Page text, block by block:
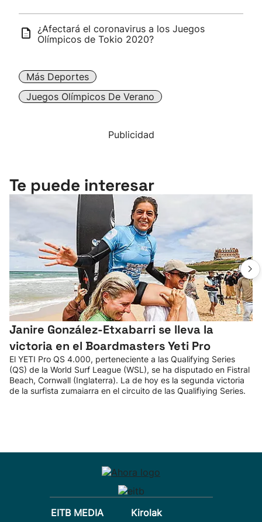
¿Afectará el coronavirus a los Juegos
Olímpicos de Tokio 2020?
Más Deportes
Juegos Olímpicos De Verano
Publicidad
Te puede interesar
Janire González-Etxabarri se lleva la
victoria en el Boardmasters Yeti Pro
El YETI Pro QS 4.000, perteneciente a las Qualifying Series
(QS) de la World Surf League (WSL), se ha disputado en Fistral
Beach, Cornwall (Inglaterra). La de hoy es la segunda victoria
de la surfista zumaiarra en el circuito de las Qualifiying Series.
EITB MEDIA Kirolak